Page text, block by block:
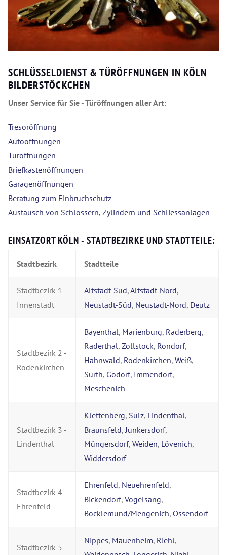
SCHLÜSSELDIENST & TÜRÖFFNUNGEN IN KÖLN
BILDERSTÖCKCHEN
Unser Service für Sie - Türöffnungen aller Art:
Tresoröffnung
Autoöffnungen
Türöffnungen
Briefkastenöffnungen
Garagenöffnungen
Beratung zum Einbruchschutz
Austausch von Schlössern, Zylindern und Schliessanlagen
EINSATZORT KÖLN - STADTBEZIRKE UND STADTTEILE:
Stadtbezirk Stadtteile
Stadtbezirk 1 -
Innenstadt
Altstadt-Süd,Altstadt-Nord,
Neustadt-Süd, Neustadt-Nord, Deutz
Stadtbezirk 2 -
Rodenkirchen
Bayenthal, Marienburg, Raderberg,
Raderthal, Zollstock, Rondorf,
Hahnwald, Rodenkirchen, Weiß,
Sürth, Godorf, Immendorf,
Meschenich
Stadtbezirk 3 -
Lindenthal
Klettenberg, Sülz, Lindenthal,
Braunsfeld,Junkersdorf,
Müngersdorf, Weiden, Lövenich,
Widdersdorf
Stadtbezirk 4 -
Ehrenfeld
Ehrenfeld, Neuehrenfeld,
Bickendorf, Vogelsang,
Bocklemünd/Mengenich, Ossendorf
Stadtbezirk 5 -
Nippes, Mauenheim, Riehl,